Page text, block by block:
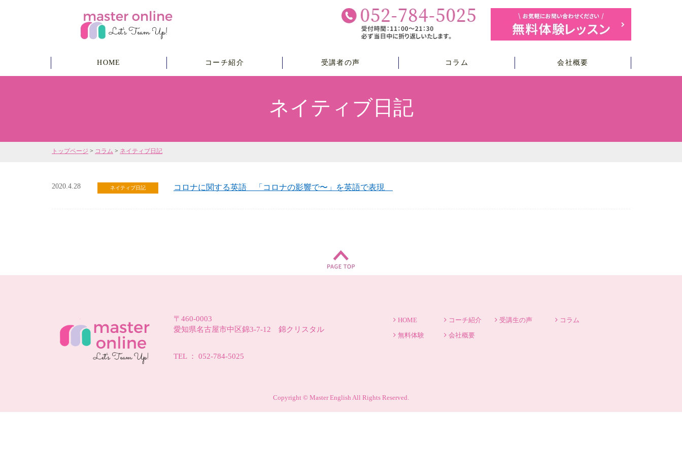
HOME コーチ紹介 受講者の声 コラム 会社概要
ネイティブ日記
トップページ > コラム > ネイティブ日記
2020.4.28 ネイティブ日記 コロナに関する英語 「コロナの影響で〜」を英語で表現
〒460-0003
愛知県名古屋市中区錦3-7-12 錦クリスタル
TEL ： 052-784-5025
HOME コーチ紹介 受講生の声
コラム
無料体験
会社概要
Copyright © Master English All Rights Reserved.